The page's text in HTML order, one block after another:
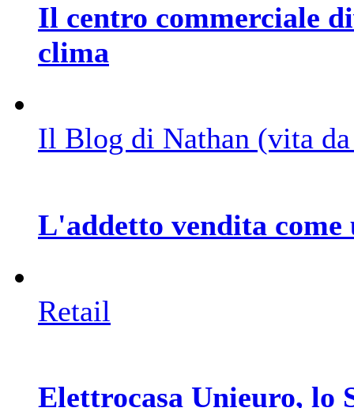
Il centro commerciale
clima
Il Blog di Nathan (vita
L'addetto vendita come
Retail
Elettrocasa Unieuro, lo